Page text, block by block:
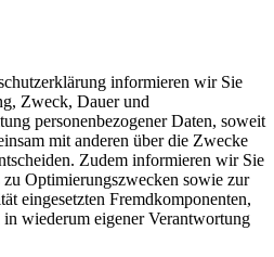
informieren wir Sie
Zweck, Dauer und
personenbezogener Daten, soweit
mit anderen über die Zwecke
Zudem informieren wir Sie
Optimierungszwecken sowie zur
eingesetzten Fremdkomponenten,
wiederum eigener Verantwortung